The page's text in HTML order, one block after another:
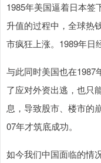
1985年美国逼着日本签
升值的过程中，全球热
市疯狂上涨。1989年日
与此同时美国也在1987
了应对外资出逃，也只
息，导致股市、楼市的
07年才筑底成功。
如今我们中国面临的情